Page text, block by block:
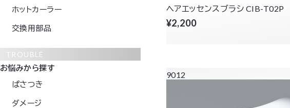
ホットカーラー
交換用部品
TROUBLE
お悩みから探す
ぱさつき
ダメージ
ヘアエッセンスブラシ CIB-T02P
¥2,200
9012